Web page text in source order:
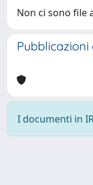
Non ci sono file
I documenti in